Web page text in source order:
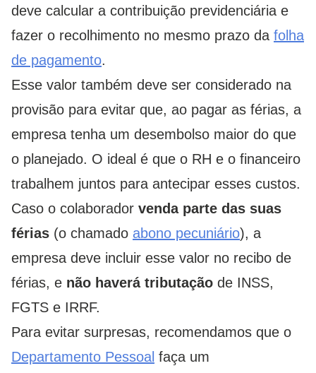
deve calcular a contribuição previdenciária e
fazer o recolhimento no mesmo prazo da folha
de pagamento.
Esse valor também deve ser considerado na
provisão para evitar que, ao pagar as férias, a
empresa tenha um desembolso maior do que
o planejado. O ideal é que o RH e o financeiro
trabalhem juntos para antecipar esses custos.
Caso o colaborador venda parte das suas
férias (o chamado abono pecuniário), a
empresa deve incluir esse valor no recibo de
férias, e não haverá tributação de INSS,
FGTS e IRRF.
Para evitar surpresas, recomendamos que o
Departamento Pessoal faça um